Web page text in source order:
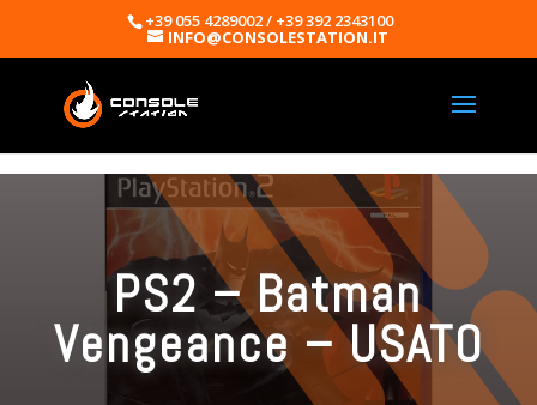
+39 055 4289002 / +39 392 2343100
INFO@CONSOLESTATION.IT
PS2 – Batman
Vengeance – USATO